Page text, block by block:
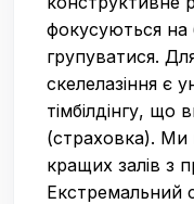
фокусуються на
групуватися.
скелелазіння є
тімбілдінгу, що
(страховка). Ми
кращих залів з
Екстремальний